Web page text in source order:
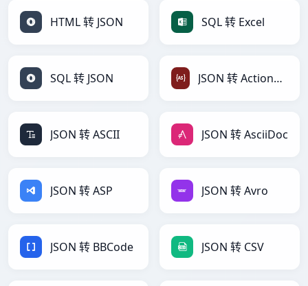
HTML 转 JSON SQL 转 Excel
SQL 转 JSON JSON 转 ActionScript
JSON 转 ASCII JSON 转 AsciiDoc
JSON 转 ASP JSON 转 Avro
JSON 转 BBCode JSON 转 CSV